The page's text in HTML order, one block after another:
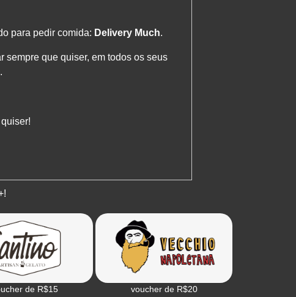
para pedir comida: Delivery Much.
sempre que quiser, em todos os seus
de R$15 voucher de R$20